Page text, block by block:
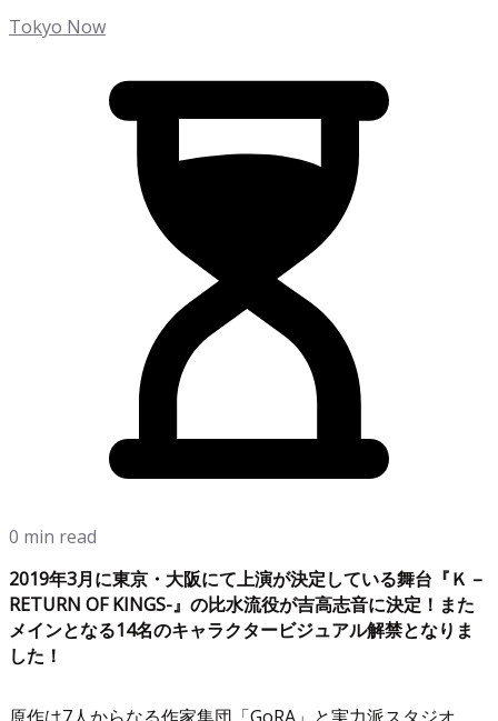
Tokyo Now
0 min read
2019年3月に東京・大阪にて上演が決定している舞台『Ｋ –
RETURN OF KINGS-』の比水流役が吉高志音に決定！また
メインとなる14名のキャラクタービジュアル解禁となりま
した！